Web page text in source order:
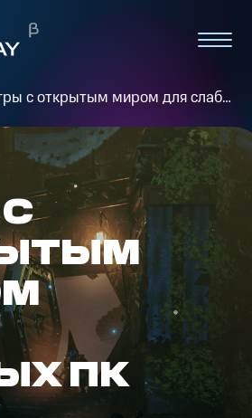
Игры с открытым миром для слабых ПК
ПК